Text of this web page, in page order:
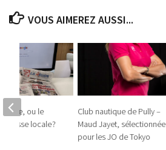
VOUS AIMEREZ AUSSI...
Club nautique de Pully –
Maud Jayet, sélectionnée
pour les JO de Tokyo
ou le
presse locale ?